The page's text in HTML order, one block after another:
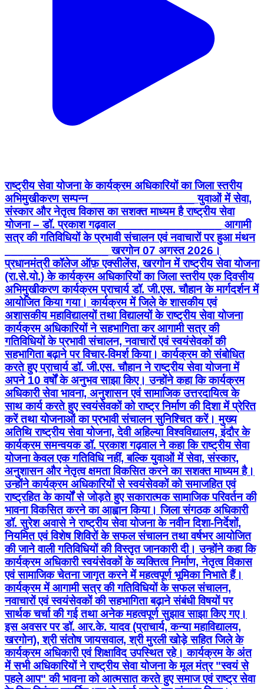
राष्ट्रीय सेवा योजना के कार्यक्रम अधिकारियों का जिला स्तरीय
अभिमुखीकरण सम्पन्न ________________ युवाओं में सेवा,
संस्कार और नेतृत्व विकास का सशक्त माध्यम है राष्ट्रीय सेवा
योजना – डॉ. प्रकाश गढ़वाल ________________ आगामी
सत्र की गतिविधियों के प्रभावी संचालन एवं नवाचारों पर हुआ मंथन
________________ खरगोन 07 अगस्त 2026।
प्रधानमंत्री कॉलेज ऑफ़ एक्सीलेंस, खरगोन में राष्ट्रीय सेवा योजना
(रा.से.यो.) के कार्यक्रम अधिकारियों का जिला स्तरीय एक दिवसीय
अभिमुखीकरण कार्यक्रम प्राचार्य डॉ. जी.एस. चौहान के मार्गदर्शन में
आयोजित किया गया। कार्यक्रम में जिले के शासकीय एवं
अशासकीय महाविद्यालयों तथा विद्यालयों के राष्ट्रीय सेवा योजना
कार्यक्रम अधिकारियों ने सहभागिता कर आगामी सत्र की
गतिविधियों के प्रभावी संचालन, नवाचारों एवं स्वयंसेवकों की
सहभागिता बढ़ाने पर विचार-विमर्श किया। कार्यक्रम को संबोधित
करते हुए प्राचार्य डॉ. जी.एस. चौहान ने राष्ट्रीय सेवा योजना में
अपने 10 वर्षों के अनुभव साझा किए। उन्होंने कहा कि कार्यक्रम
अधिकारी सेवा भावना, अनुशासन एवं सामाजिक उत्तरदायित्व के
साथ कार्य करते हुए स्वयंसेवकों को राष्ट्र निर्माण की दिशा में प्रेरित
करें तथा योजनाओं का प्रभावी संचालन सुनिश्चित करें। मुख्य
अतिथि राष्ट्रीय सेवा योजना, देवी अहिल्या विश्वविद्यालय, इंदौर के
कार्यक्रम समन्वयक डॉ. प्रकाश गढ़वाल ने कहा कि राष्ट्रीय सेवा
योजना केवल एक गतिविधि नहीं, बल्कि युवाओं में सेवा, संस्कार,
अनुशासन और नेतृत्व क्षमता विकसित करने का सशक्त माध्यम है।
उन्होंने कार्यक्रम अधिकारियों से स्वयंसेवकों को समाजहित एवं
राष्ट्रहित के कार्यों से जोड़ते हुए सकारात्मक सामाजिक परिवर्तन की
भावना विकसित करने का आह्वान किया। जिला संगठक अधिकारी
डॉ. सुरेश अवासे ने राष्ट्रीय सेवा योजना के नवीन दिशा-निर्देशों,
नियमित एवं विशेष शिविरों के सफल संचालन तथा वर्षभर आयोजित
की जाने वाली गतिविधियों की विस्तृत जानकारी दी। उन्होंने कहा कि
कार्यक्रम अधिकारी स्वयंसेवकों के व्यक्तित्व निर्माण, नेतृत्व विकास
एवं सामाजिक चेतना जागृत करने में महत्वपूर्ण भूमिका निभाते हैं।
कार्यक्रम में आगामी सत्र की गतिविधियों के सफल संचालन,
नवाचारों एवं स्वयंसेवकों की सहभागिता बढ़ाने संबंधी विषयों पर
सार्थक चर्चा की गई तथा अनेक महत्वपूर्ण सुझाव साझा किए गए।
इस अवसर पर डॉ. आर.के. यादव (प्राचार्य, कन्या महाविद्यालय,
खरगोन), श्री संतोष जायसवाल, श्री मुरली खोड़े सहित जिले के
कार्यक्रम अधिकारी एवं शिक्षाविद उपस्थित रहे। कार्यक्रम के अंत
में सभी अधिकारियों ने राष्ट्रीय सेवा योजना के मूल मंत्र "स्वयं से
पहले आप" की भावना को आत्मसात करते हुए समाज एवं राष्ट्र सेवा